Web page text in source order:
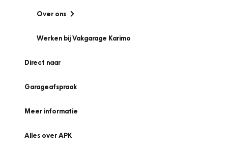
Over ons
Werken bij Vakgarage Karimo
Direct naar
Garageafspraak
Meer informatie
Alles over APK